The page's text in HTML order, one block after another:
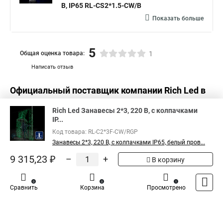
Занавес уличный светодиодный
Светодиодные занавес купить
Светодиодная уличная занавес Светодиодный занавеса
Дождь светодиодный занавес
Светодиодная гирлянда занавес купить
Светодиодный занавес белый теплый
Белый светодиодный занавес
Купить светодиодный занавес дождь
Занавес светодиодная купить в
В, IP65 RL-CS2*1.5-CW/B
Показать больше
Написать отзыв
Общая оценка товара: 5 1
Официальный поставщик компании Rich Led в
России
Rich Led Занавесы 2*3, 220 В, с колпачками
IP...
Код товара: RL-C2*3F-CW/RGP
Занавесы 2*3, 220 В, с колпачками IP65, белый пров...
9 315,23 ₽ – + В корзину
Сравнить
0
Корзина
0
Просмотрено
1